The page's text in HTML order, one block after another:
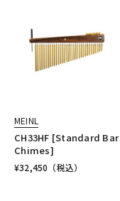
MEINL
CH33HF [Standard Bar
Chimes]
¥32,450 （税込）